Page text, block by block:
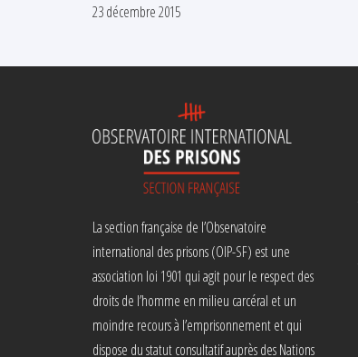
23 décembre 2015
La section française de l’Observatoire
international des prisons (OIP-SF) est une
association loi 1901 qui agit pour le respect des
droits de l’homme en milieu carcéral et un
moindre recours à l’emprisonnement et qui
dispose du statut consultatif auprès des Nations